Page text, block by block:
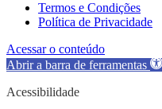
Termos e Condições
Política de Privacidade
Acessar o conteúdo
Abrir a barra de ferramentas
Acessibilidade